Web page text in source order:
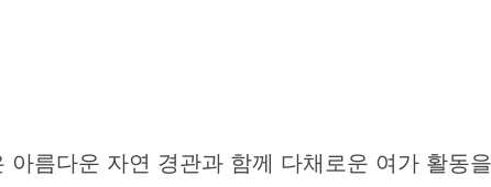
아름다운 자연 경관과 함께 다채로운 여가 활